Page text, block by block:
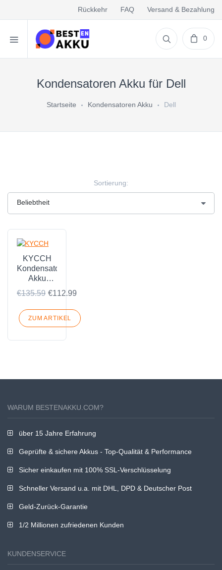
Rückkehr FAQ Versand & Bezahlung
0
Kondensatoren Akku für Dell
Startseite Kondensatoren Akku Dell
Sortierung:
KYCCH
Kondensatoren
Akku
Passend
für Dell
PS4100
PS4110
PS6100
€135.59 €112.99
ZUM ARTIKEL
WARUM BESTENAKKU.COM?
über 15 Jahre Erfahrung
Geprüfte & sichere Akkus - Top-Qualität & Performance
Sicher einkaufen mit 100% SSL-Verschlüsselung
Schneller Versand u.a. mit DHL, DPD & Deutscher Post
Geld-Zurück-Garantie
1/2 Millionen zufriedenen Kunden
KUNDENSERVICE